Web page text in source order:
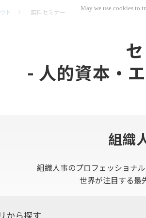
ド 無料セミナー
- 人的資本・
組織
組織人事のプロフェッショナ
世界が注目する最
から探す
May we use cookies to